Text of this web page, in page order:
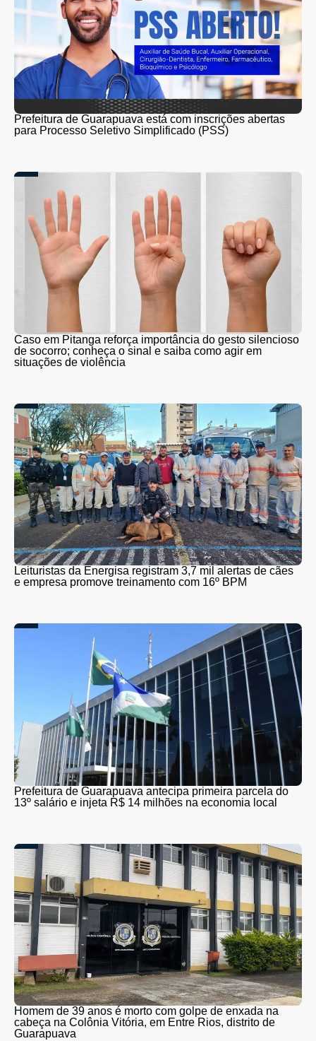
Prefeitura de Guarapuava está com inscrições abertas
para Processo Seletivo Simplificado (PSS)
Caso em Pitanga reforça importância do gesto silencioso
de socorro; conheça o sinal e saiba como agir em
situações de violência
Leituristas da Energisa registram 3,7 mil alertas de cães
e empresa promove treinamento com 16º BPM
Prefeitura de Guarapuava antecipa primeira parcela do
13º salário e injeta R$ 14 milhões na economia local
Homem de 39 anos é morto com golpe de enxada na
cabeça na Colônia Vitória, em Entre Rios, distrito de
Guarapuava